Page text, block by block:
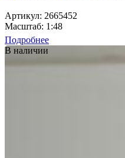
Артикул: 2665452
Масштаб: 1:48
Подробнее
В наличии